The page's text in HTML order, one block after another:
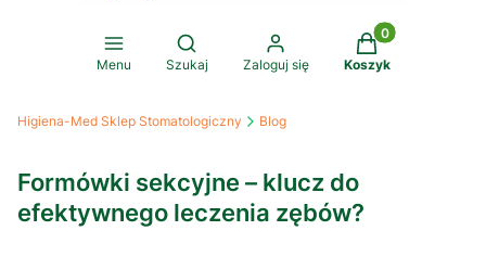
Menu
Otwórz wyszukiwarkę
Szukaj Zaloguj się
Produkty w
Koszyk
Higiena-Med Sklep Stomatologiczny Blog
Formówki sekcyjne – klucz do
efektywnego leczenia zębów?